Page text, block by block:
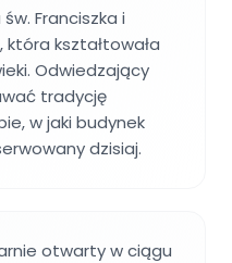
Franciszka i
kształtowała
Odwiedzający
tradycję
w jaki budynek
dzisiaj.
otwarty w ciągu